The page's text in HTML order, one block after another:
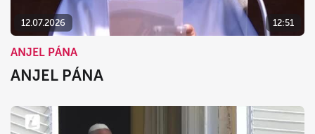
12.07.2026 12:51
ANJEL PÁNA
ANJEL PÁNA